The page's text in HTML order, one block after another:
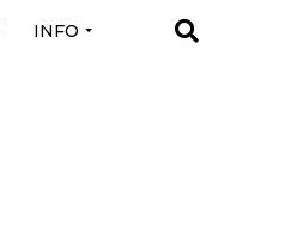
INFO